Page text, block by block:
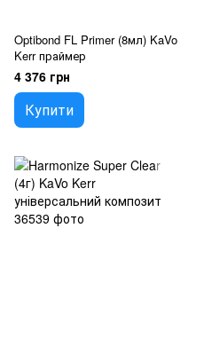
Optibond FL Primer (8мл) KaVo
Kerr праймер
4 376 грн
Купити